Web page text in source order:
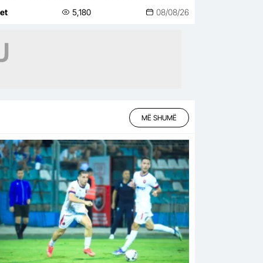
5,180 08/08/26
MË SHUMË